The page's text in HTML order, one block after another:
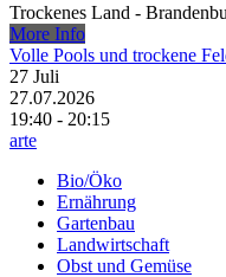
Trockenes Land -
More Info
Volle Pools und trockene
27 Juli
27.07.2026
19:40 - 20:15
arte
Bio/Öko
Ernährung
Gartenbau
Landwirtschaft
Obst und Gemüse